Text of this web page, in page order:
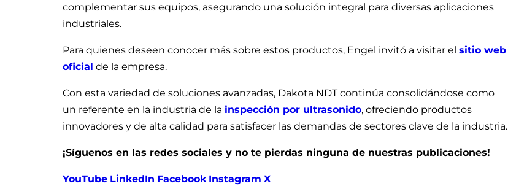
complementar sus equipos, asegurando una solución integral para diversas aplicaciones
industriales.
Para quienes deseen conocer más sobre estos productos, Engel invitó a visitar el sitio web
oficial de la empresa.
Con esta variedad de soluciones avanzadas, Dakota NDT continúa consolidándose como
un referente en la industria de la inspección por ultrasonido, ofreciendo productos
innovadores y de alta calidad para satisfacer las demandas de sectores clave de la industria.
¡Síguenos en las redes sociales y no te pierdas ninguna de nuestras publicaciones!
YouTube LinkedIn Facebook Instagram X